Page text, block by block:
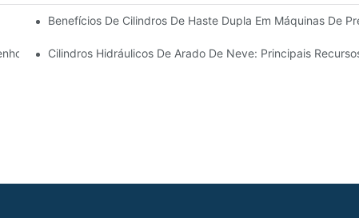
Benefícios De Cilindros De Haste Dupla Em Máquinas De
Do Cilindro Hidráulico
Cilindros Hidráulicos De Arado De Neve: Principais